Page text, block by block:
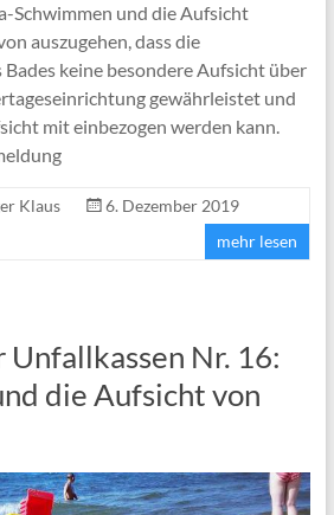
Schwimmen und die Aufsicht
auszugehen, dass die
keine besondere Aufsicht über
gewährleistet und
mit einbezogen werden kann.
Klaus
6. Dezember 2019
mehr lesen
Nr. 16:
die Aufsicht von